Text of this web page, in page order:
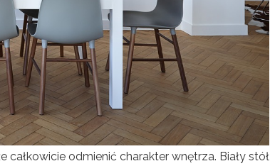
odmienić charakter wnętrza. Biały stół